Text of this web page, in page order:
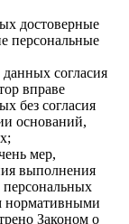
достоверные
персональные
согласия
вправе
без согласия
оснований,
мер,
выполнения
персональных
нормативными
Законом о